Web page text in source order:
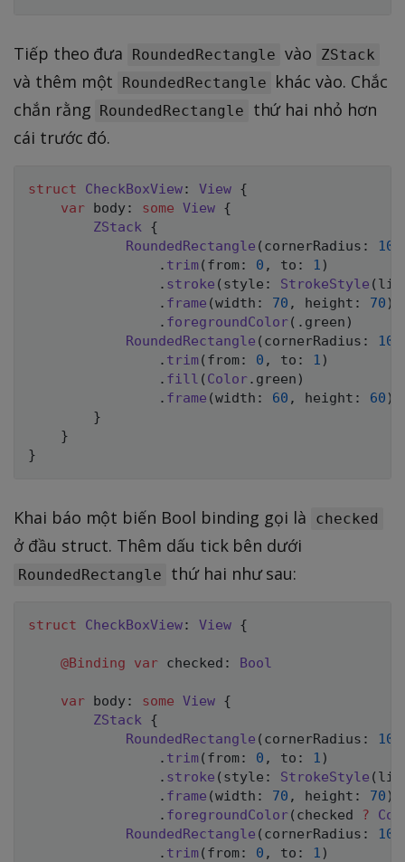
Tiếp theo đưa RoundedRectangle vào ZStack
và thêm một RoundedRectangle
khác vào. Chắc
chắn rằng RoundedRectangle
thứ hai nhỏ hơn
cái trước đó.
struct CheckBoxView: View {
var body: some View {
ZStack
{
RoundedRectangle ( cornerRadius : 10
. trim( from: 0 , to : 1 )
. stroke ( style : StrokeStyle (
. frame (width : 70 , height : 70 )
. foregroundColor( . green )
RoundedRectangle ( cornerRadius : 10
. trim( from: 0 , to : 1 )
. fill ( Color. green )
. frame (width : 60 , height : 60 )
}
}
}
Khai báo một biến Bool binding gọi là checked
ở đầu struct. Thêm dấu tick bên dưới
RoundedRectangle thứ hai như sau:
struct CheckBoxView: View {
@Binding var checked : Bool
var body: some View {
ZStack
{
RoundedRectangle ( cornerRadius : 10
. trim( from: 0 , to : 1 )
. stroke ( style : StrokeStyle (
. frame (width : 70 , height : 70 )
. foregroundColor( checked ?
RoundedRectangle ( cornerRadius : 10
. trim( from: 0 , to : 1 )